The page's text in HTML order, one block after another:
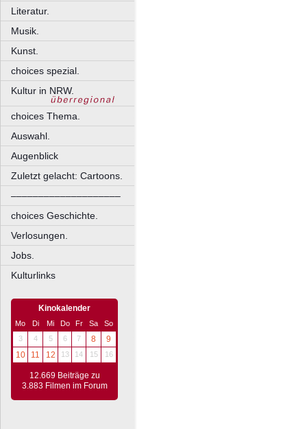
Literatur.
Musik.
Kunst.
choices spezial.
Kultur in NRW.
choices Thema.
Auswahl.
Augenblick
Zuletzt gelacht: Cartoons.
––––––––––––––––––––
choices Geschichte.
Verlosungen.
Jobs.
Kulturlinks
Kinokalender
Mo Di Mi Do Fr Sa
So
3
4 5 6 7 8
9
10
11 12 13 14 15 16
12.669 Beiträge zu
3.883 Filmen im Forum